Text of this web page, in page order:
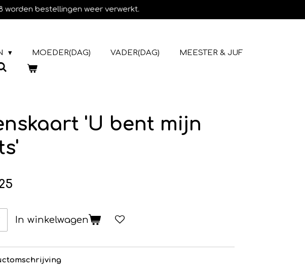
worden bestellingen weer verwerkt.
MOEDER(DAG) VADER(DAG)
MEESTER & JUF
'U bent mijn
In winkelwagen